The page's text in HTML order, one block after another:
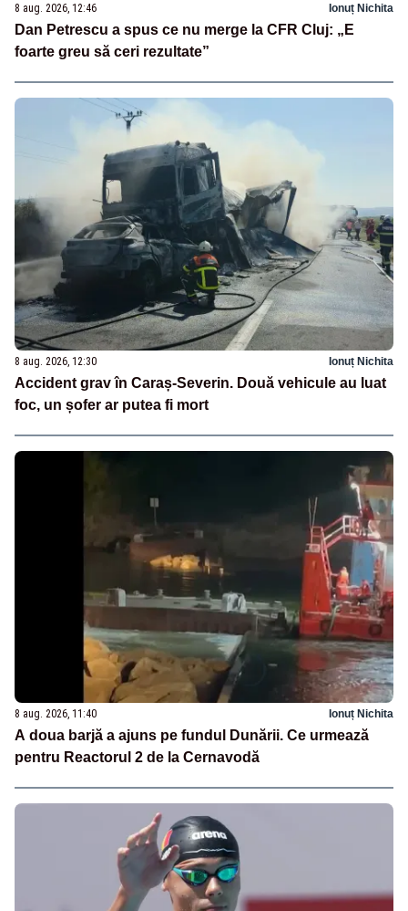
8 aug. 2026, 12:46 Ionuț Nichita
Dan Petrescu a spus ce nu merge la CFR Cluj: „E
foarte greu să ceri rezultate”
8 aug. 2026, 12:30 Ionuț Nichita
Accident grav în Caraș-Severin. Două vehicule au luat
foc, un șofer ar putea fi mort
8 aug. 2026, 11:40 Ionuț Nichita
A doua barjă a ajuns pe fundul Dunării. Ce urmează
pentru Reactorul 2 de la Cernavodă